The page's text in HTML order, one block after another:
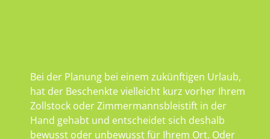
Bei der Planung bei einem zukünftigen Urlaub,
hat der Beschenkte vielleicht kurz vorher Ihrem
Zollstock oder Zimmermannsbleistift in der
Hand gehabt und entscheidet sich deshalb
bewusst oder unbewusst für Ihrem Ort. Oder